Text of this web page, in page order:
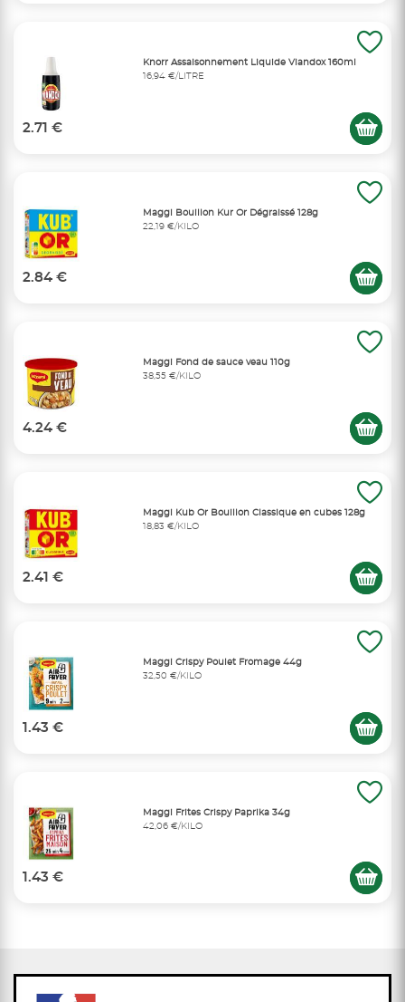
Knorr Assaisonnement Liquide Viandox 160ml
16,94 €/LITRE
2.71 €
Maggi Bouillon Kur Or Dégraissé 128g
22,19 €/KILO
2.84 €
Maggi Fond de sauce veau 110g
38,55 €/KILO
4.24 €
Maggi Kub Or Bouillon Classique en cubes 128g
18,83 €/KILO
2.41 €
Maggi Crispy Poulet Fromage 44g
32,50 €/KILO
1.43 €
Maggi Frites Crispy Paprika 34g
42,06 €/KILO
1.43 €